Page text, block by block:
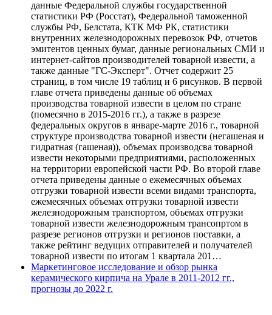
данные Федеральной службы государственной
статистики РФ (Росстат), Федеральной таможенной
службы РФ, Белстата, КТК МФ РК, статистики
внутренних железнодорожных перевозок РФ, отчетов
эмитентов ценных бумаг, данные региональных СМИ и
интернет-сайтов производителей товарной извести, а
также данные "ГС-Эксперт". Отчет содержит 25
страниц, в том числе 19 таблиц и 6 рисунков. В первой
главе отчета приведены данные об объемах
производства товарной извести в целом по стране
(помесячно в 2015-2016 гг.), а также в разрезе
федеральных округов в январе-марте 2016 г., товарной
структуре производства товарной извести (негашеная и
гидратная (гашеная)), объемах производсва товарной
извести некоторыми предприятиями, расположенных
на территории европейской части РФ. Во второй главе
отчета приведены данные о ежемесячных объемах
отгрузки товарной извести всеми видами транспорта,
ежемесячных объемах отгрузки товарной извести
железнодорожным транспортом, объемах отгрузки
товарной извести железнодорожным трансопртом в
разрезе регионов отгрузки и регионов поставки, а
также рейтинг ведущих отправителей и получателей
товарной извести по итогам 1 квартала 201…
Маркетинговое исследование и обзор рынка
керамического кирпича на Урале в 2011-2012 гг.,
прогнозы до 2022 г.